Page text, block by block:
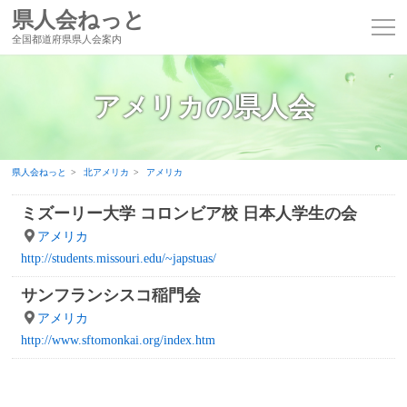
県人会ねっと
全国都道府県県人会案内
アメリカの県人会
県人会ねっと 北アメリカ アメリカ
ミズーリー大学 コロンビア校 日本人学生の会
アメリカ
http://students.missouri.edu/~japstuas/
サンフランシスコ稲門会
アメリカ
http://www.sftomonkai.org/index.htm